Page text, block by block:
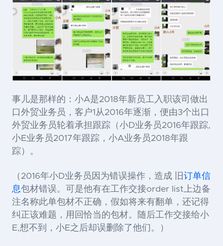
事儿是那样的：小A是2018年新员工入职该司做出
口外贸业务员，客户1从2016年逐渐，便由3个出口
外贸业务员轮着承担跟踪（小D业务员2016年跟踪,
小E业务员2017年跟踪，小A业务员2018年跟
踪）。
（2016年小D业务员因为错误操作，造成 旧订单信
息包材错误。可是他有在工作交接order list上边备
注名称此单包材不正确，假如将来有翻单，还记得
纠正该难题，用回恰当的包材。随后工作交接给小
E,想不到，小E之后却误删除了他们。）